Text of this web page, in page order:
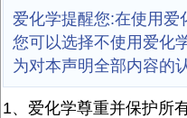
爱化学提醒您:在使用爱
您可以选择不使用爱化
为对本声明全部内容的
1、爱化学尊重并保护所